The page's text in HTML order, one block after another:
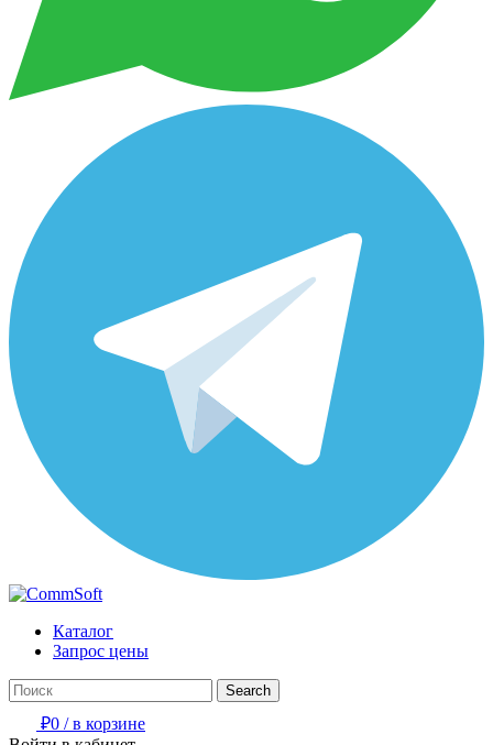
Каталог
Запрос цены
Search
₽0 / в корзине